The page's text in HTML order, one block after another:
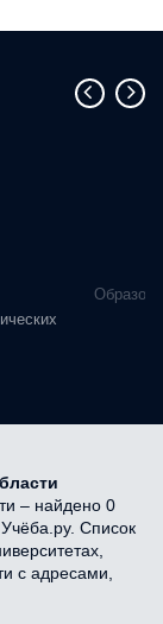
– найдено 0
Список
с адресами,